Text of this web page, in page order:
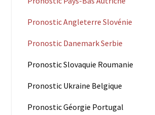
Pronostic Angleterre Slovénie
Pronostic Danemark Serbie
Pronostic Slovaquie Roumanie
Pronostic Ukraine Belgique
Pronostic Géorgie Portugal